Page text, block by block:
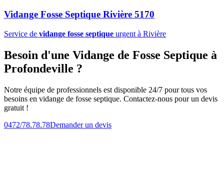
Vidange Fosse Septique Rivière 5170
Service de vidange fosse septique urgent à Rivière
Besoin d'une Vidange de Fosse Septique à
Profondeville ?
Notre équipe de professionnels est disponible 24/7 pour tous vos
besoins en vidange de fosse septique. Contactez-nous pour un devis
gratuit !
0472/78.78.78Demander un devis